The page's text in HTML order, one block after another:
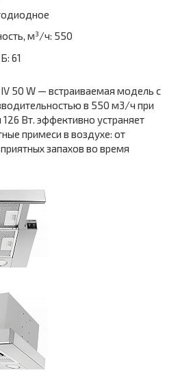
м³/ч: 550
61
IV 50 W — встраиваемая модель с
в 550 м3/ч при
Вт. эффективно устраняет
примеси в воздухе: от
запахов во время